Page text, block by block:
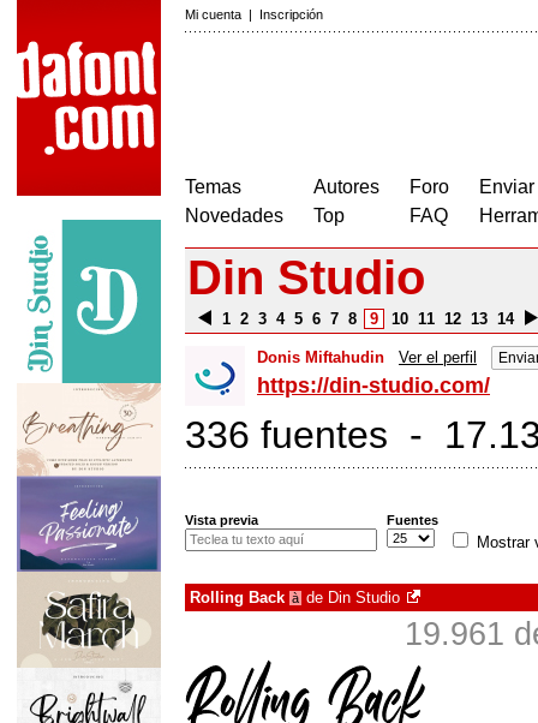
Mi cuenta | Inscripción
Temas
Novedades
Autores
Top
Foro
FAQ
Din Studio
1 2 3 4 5 6 7 8 9 10 11 12 13 14
Donis Miftahudin Ver el perfil
https://din-studio.com/
336 fuentes -
Vista previa Fuentes
Mostrar
Rolling Back à de Din Studio
19.961